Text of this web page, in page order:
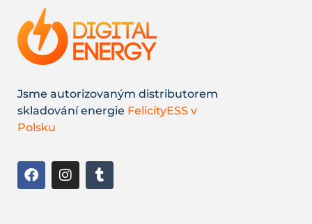
Jsme autorizovaným distributorem
skladování energie FelicityESS v
Polsku